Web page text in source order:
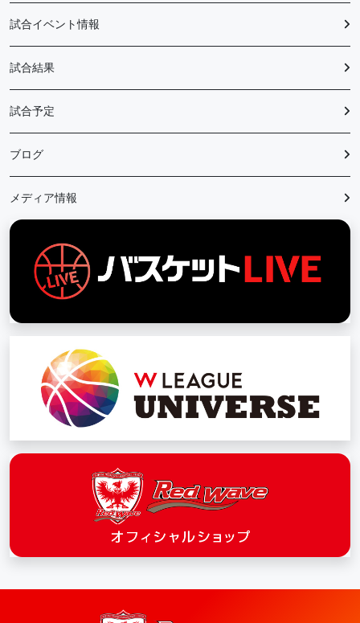
試合イベント情報
試合結果
試合予定
ブログ
メディア情報